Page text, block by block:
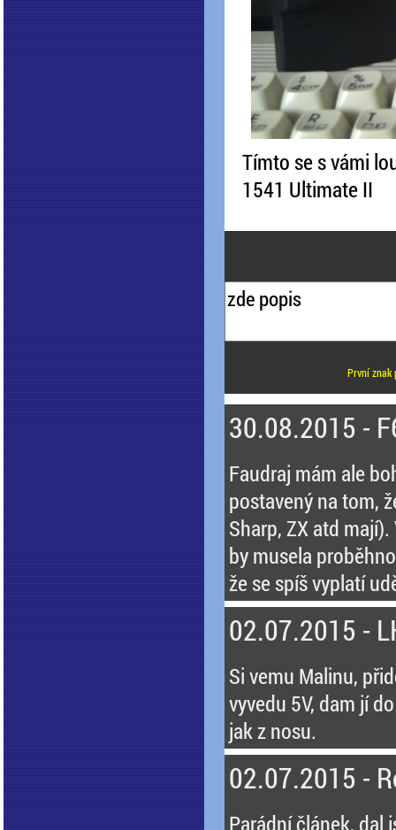
Tímto se s vámi
1541 Ultimate II
První znak
30.08.2015 -
Faudraj mám ale
postavený na tom,
Sharp, ZX atd
by musela
že se spíš vyplatí
02.07.2015 -
Si vemu Malinu,
vyvedu 5V, dam jí
jak z nosu.
02.07.2015 -
Parádní článek, dal